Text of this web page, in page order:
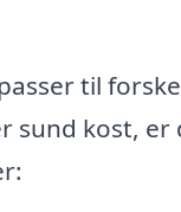
til
sund kost, er